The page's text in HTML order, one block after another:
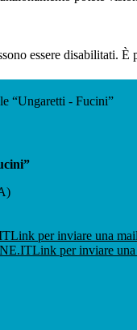
essere disabilitati.
“Ungaretti - Fucini”
Link per inviare una mail
Link per inviare